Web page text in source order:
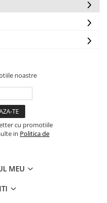
noastre
cu promotiile
in Politica de
MEU